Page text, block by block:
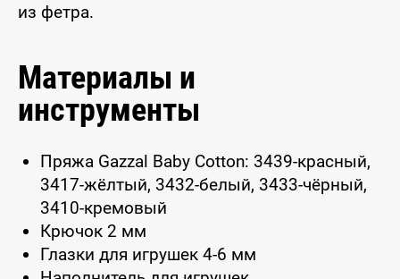
из фетра.
Материалы и
инструменты
Пряжа Gazzal Baby Cotton: 3439-красный,
3417-жёлтый, 3432-белый, 3433-чёрный,
3410-кремовый
Крючок 2 мм
Глазки для игрушек 4-6 мм